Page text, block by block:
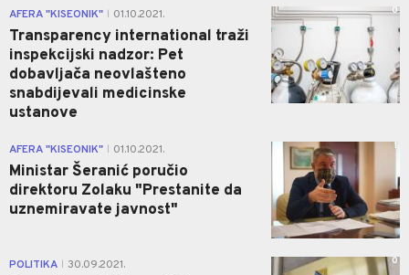
AFERA "KISEONIK" 01.10.2021.
Transparency international traži
inspekcijski nadzor: Pet
dobavljača neovlašteno
snabdijevali medicinske
ustanove
0
AFERA "KISEONIK" 01.10.2021.
Ministar Šeranić poručio
direktoru Zolaku "Prestanite da
uznemiravate javnost"
1
POLITIKA 30.09.2021. 0